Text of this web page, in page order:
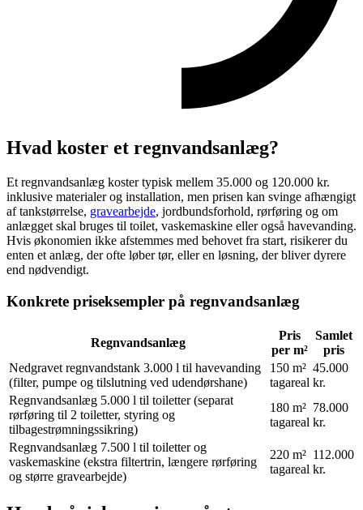
Hvad koster et regnvandsanlæg?
Et regnvandsanlæg koster typisk mellem 35.000 og 120.000 kr.
inklusive materialer og installation, men prisen kan svinge afhængigt
af tankstørrelse, gravearbejde, jordbundsforhold, rørføring og om
anlægget skal bruges til toilet, vaskemaskine eller også havevanding.
Hvis økonomien ikke afstemmes med behovet fra start, risikerer du
enten et anlæg, der ofte løber tør, eller en løsning, der bliver dyrere
end nødvendigt.
Konkrete priseksempler på regnvandsanlæg
Regnvandsanlæg
Pris
per m²
Samlet
pris
Nedgravet regnvandstank 3.000 l til havevanding
(filter, pumpe og tilslutning ved udendørshane)
150 m²
tagareal
45.000
kr.
Regnvandsanlæg 5.000 l til toiletter (separat
rørføring til 2 toiletter, styring og
tilbagestrømningssikring)
180 m²
tagareal
78.000
kr.
Regnvandsanlæg 7.500 l til toiletter og
vaskemaskine (ekstra filtertrin, længere rørføring
og større gravearbejde)
220 m²
tagareal
112.000
kr.